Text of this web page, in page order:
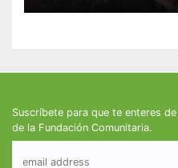
Suscríbete para que te enteres
de la Fundación Comunitaria.